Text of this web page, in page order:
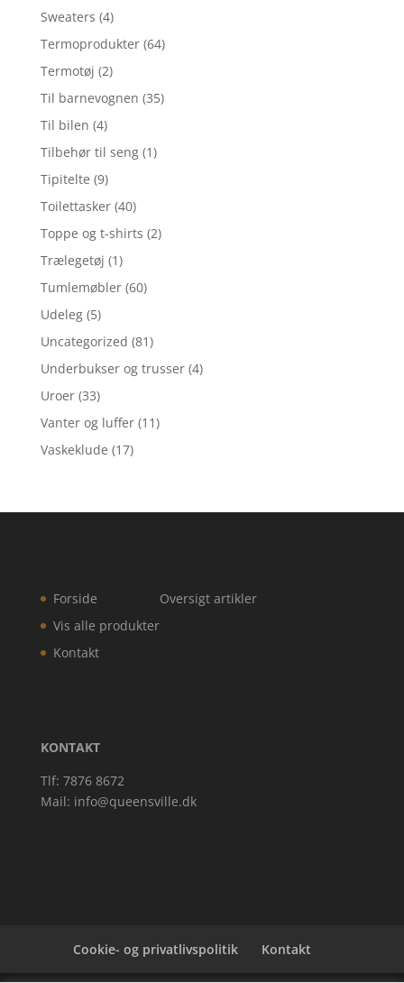
Sweaters (4)
Termoprodukter (64)
Termotøj (2)
Til barnevognen (35)
Til bilen (4)
Tilbehør til seng (1)
Tipitelte (9)
Toilettasker (40)
Toppe og t-shirts (2)
Trælegetøj (1)
Tumlemøbler (60)
Udeleg (5)
Uncategorized (81)
Underbukser og trusser (4)
Uroer (33)
Vanter og luffer (11)
Vaskeklude (17)
Forside
Vis alle produkter
Kontakt
Oversigt artikler
KONTAKT
Tlf: 7876 8672
Mail: info@queensville.dk
Cookie- og privatlivspolitik Kontakt